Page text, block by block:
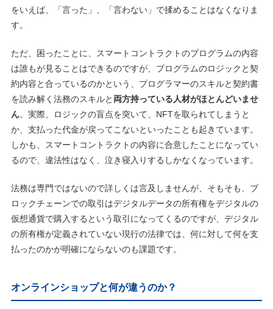
をいえば、「言った」、「言わない」で揉めることはなくなりま
す。
ただ、困ったことに、スマートコントラクトのプログラムの内容
は誰もが見ることはできるのですが、プログラムのロジックと契
約内容と合っているのかという、プログラマーのスキルと契約書
を読み解く法務のスキルと 両方持っている人材がほとんどいませ
ん。実際、ロジックの盲点を突いて、NFTを取られてしまうと
か、支払った代金が戻ってこないといったことも起きています。
しかも、スマートコントラクトの内容に合意したことになってい
るので、違法性はなく、泣き寝入りするしかなくなっています。
法務は専門ではないので詳しくは言及しませんが、そもそも、ブ
ロックチェーンでの取引はデジタルデータの所有権をデジタルの
仮想通貨で購入するという取引になってくるのですが、デジタル
の所有権が定義されていない現行の法律では、何に対して何を支
払ったのかが明確にならないのも課題です。
オンラインショップと何が違うのか？